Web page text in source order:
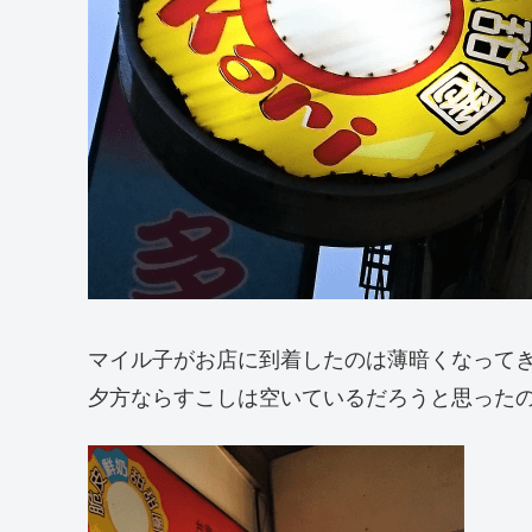
マイル子がお店に到着したのは薄暗くなって
夕方ならすこしは空いているだろうと思った